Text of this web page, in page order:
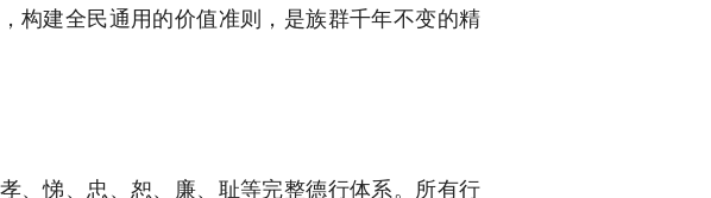
，构建全民通用的价值准则，是族群千年不变的精
、悌、忠、恕、廉、耻等完整德行体系。所有行